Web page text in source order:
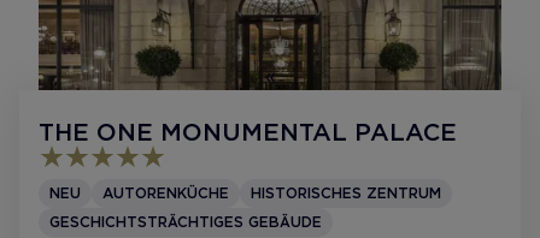
THE ONE MONUMENTAL PALACE
NEU AUTORENKÜCHE
HISTORISCHES ZENTRUM
GESCHICHTSTRÄCHTIGES GEBÄUDE